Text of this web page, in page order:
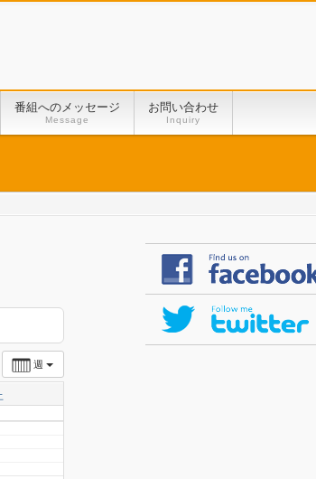
番組へのメッセージ
Message
お問い合わせ
Inquiry
週